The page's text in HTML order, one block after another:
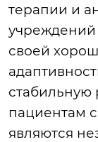
терапии и
учреждений
своей
пациентам
являются